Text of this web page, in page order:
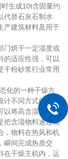
生成10t含固量约
代替石灰石制水
产建筑材料及用于
烘干一定湿度或
的适应性强，可以
干粉砂浆行业常用
化的一种干燥方
不同方式的机
以将高含湿膏糊
把含湿物料通过螺
，物料在热风和机
瞬间完成热质交
在干燥主机内，运